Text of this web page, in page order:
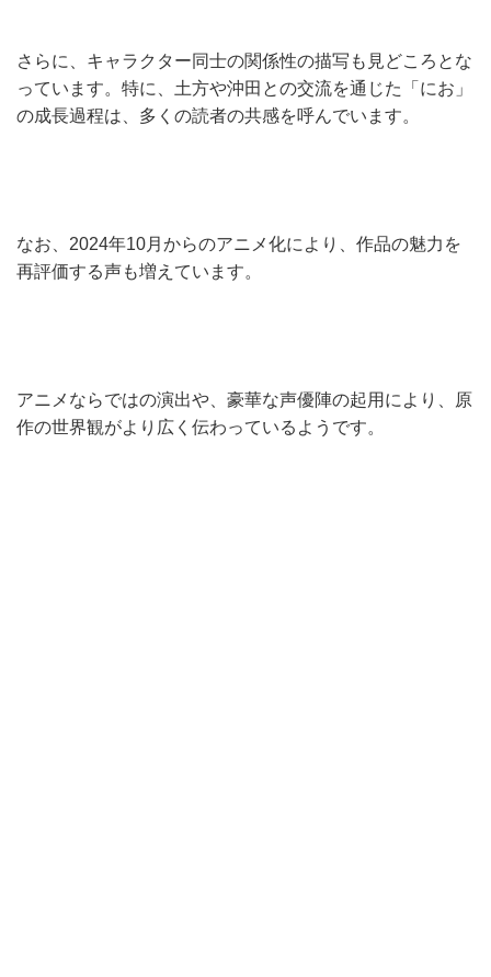
さらに、キャラクター同士の関係性の描写も見どころとな
っています。特に、土方や沖田との交流を通じた「にお」
の成長過程は、多くの読者の共感を呼んでいます。
なお、2024年10月からのアニメ化により、作品の魅力を
再評価する声も増えています。
アニメならではの演出や、豪華な声優陣の起用により、原
作の世界観がより広く伝わっているようです。